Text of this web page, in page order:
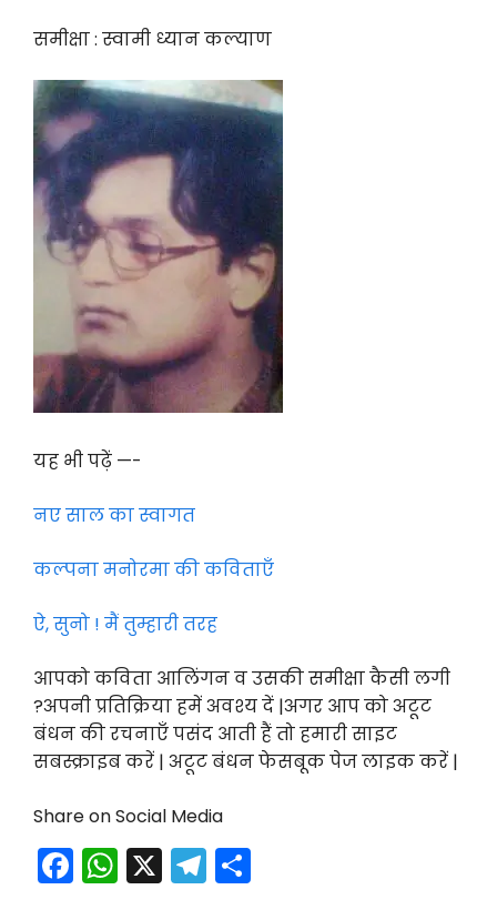
समीक्षा : स्वामी ध्यान कल्याण
यह भी पढ़ें —-
नए साल का स्वागत
कल्पना मनोरमा की कविताएँ
ऐ, सुनो ! मैं तुम्हारी तरह
आपको कविता आलिंगन व उसकी समीक्षा कैसी लगी
?अपनी प्रतिक्रिया हमें अवश्य दें |अगर आप को अटूट
बंधन की रचनाएँ पसंद आती हैं तो हमारी साइट
सबस्क्राइब करें | अटूट बंधन फेसबूक पेज लाइक करें |
Share on Social Media
F W X T